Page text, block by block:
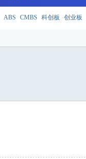
ABS CMBS 科创板 创业板